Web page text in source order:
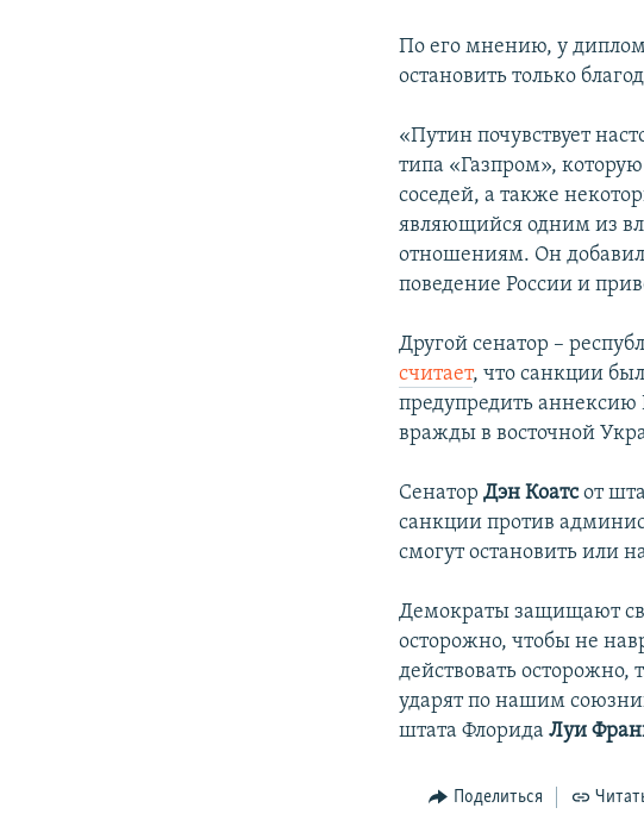
По его мнению, у
остановить только
«Путин почувствует
типа «Газпром»,
соседей, а также
являющийся одним из
отношениям. Он
поведение России и
Другой сенатор –
считает, что санкции
предупредить аннексию
вражды в восточной
СенаторДэн Коатсот
санкции против
смогут остановить или
Демократы защищают
осторожно, чтобы не
действовать осторожно,
ударят по нашим
штата ФлоридаЛуи
Поделиться